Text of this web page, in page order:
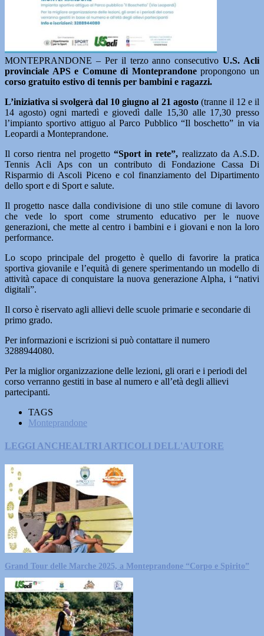
MONTEPRANDONE – Per il terzo anno consecutivoU.S. Acli
provinciale APS e Comune di Monteprandonepropongono un
corso gratuito estivo di tennis per bambini e ragazzi.
L’iniziativa si svolgerà dal 10 giugno al 21 agosto(tranne il 12 e il
14 agosto) ogni martedì e giovedì dalle 15,30 alle 17,30 presso
l’impianto sportivo attiguo al Parco Pubblico “Il boschetto” in via
Leopardi a Monteprandone.
Il corso rientra nel progetto “Sport in rete”, realizzato da A.S.D.
Tennis Acli Aps con un contributo di Fondazione Cassa Di
Risparmio di Ascoli Piceno e col finanziamento del Dipartimento
dello sport e di Sport e salute.
Il progetto nasce dalla condivisione di uno stile comune di lavoro
che vede lo sport come strumento educativo per le nuove
generazioni, che mette al centro i bambini e i giovani e non la loro
performance.
Lo scopo principale del progetto è quello di favorire la pratica
sportiva giovanile e l’equità di genere sperimentando un modello di
attività capace di conquistare la nuova generazione Alpha, i “nativi
digitali”.
Il corso è riservato agli allievi delle scuole primarie e secondarie di
primo grado.
Per informazioni e iscrizioni si può contattare il numero
3288944080.
Per la miglior organizzazione delle lezioni, gli orari e i periodi del
corso verranno gestiti in base al numero e all’età degli allievi
partecipanti.
TAGS
Monteprandone
LEGGI ANCHEALTRI ARTICOLI DELL'AUTORE
Grand Tour delle Marche 2025, a Monteprandone “Corpo e Spirito”